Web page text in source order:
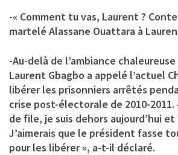
-« Comment tu vas, Laurent ?
martelé Alassane Ouattara à
-Au-delà de l’ambiance
Laurent Gbagbo a appelé l’actuel
libérer les prisonniers arrêtés
crise post-électorale de 2010-2011.
de file, je suis dehors aujourd’hui
J’aimerais que le président fasse
pour les libérer », a-t-il déclaré.